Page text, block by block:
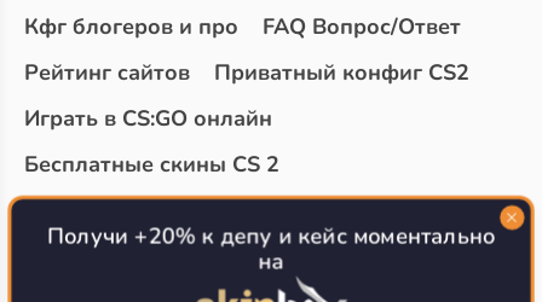
Кфг блогеров и про
FAQ Вопрос/Ответ
Рейтинг сайтов
Приватный конфиг CS2
Играть в CS:GO онлайн
Бесплатные скины CS 2
Топ сайтов с халявой КС 2
О проекте
Получи +20% к депу и кейс моментально
на